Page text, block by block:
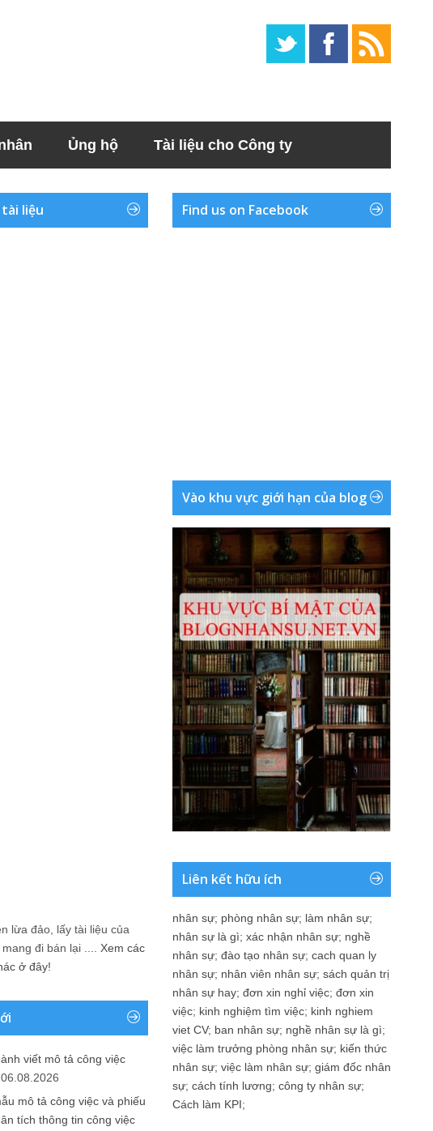
Ủng hộ Tài liệu cho Công ty
liệu
lừa đảo, lấy tài liệu của
đi bán lại .... Xem các
ở đây!
viết mô tả công việc
06.08.2026
mô tả công việc và phiếu
tích thông tin công việc
Find us on Facebook
Vào khu vực giới hạn của blog
Liên kết hữu ích
nhân sự; phòng nhân sự; làm nhân sự;
nhân sự là gì; xác nhận nhân sự; nghề
nhân sự; đào tạo nhân sự; cach quan ly
nhân sự; nhân viên nhân sự; sách quản trị
nhân sự hay; đơn xin nghỉ việc; đơn xin
việc; kinh nghiệm tìm việc; kinh nghiem
viet CV; ban nhân sự; nghề nhân sự là gì;
việc làm trưởng phòng nhân sự; kiến thức
nhân sự; việc làm nhân sự; giám đốc nhân
sự; cách tính lương; công ty nhân sự;
Cách làm KPI;